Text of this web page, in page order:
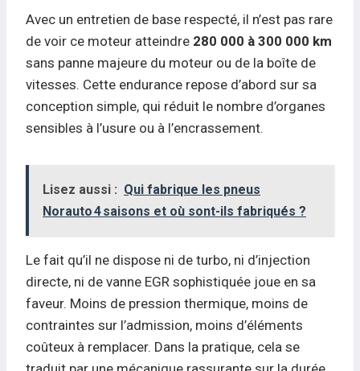
Avec un entretien de base respecté, il n’est pas rare
de voir ce moteur atteindre 280 000 à 300 000 km
sans panne majeure du moteur ou de la boîte de
vitesses. Cette endurance repose d’abord sur sa
conception simple, qui réduit le nombre d’organes
sensibles à l’usure ou à l’encrassement.
Lisez aussi : Qui fabrique les pneus
Norauto 4 saisons et où sont-ils fabriqués ?
Le fait qu’il ne dispose ni de turbo, ni d’injection
directe, ni de vanne EGR sophistiquée joue en sa
faveur. Moins de pression thermique, moins de
contraintes sur l’admission, moins d’éléments
coûteux à remplacer. Dans la pratique, cela se